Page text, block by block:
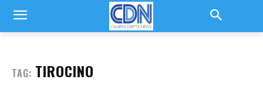
TAG: TIROCINO